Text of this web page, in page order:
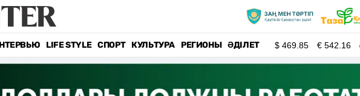
LIFE STYLE СПОРТ КУЛЬТУРА РЕГИОНЫ ӘДІЛЕТ $469.85 €542.16